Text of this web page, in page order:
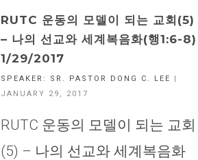
RUTC 운동의 모델이 되는 교회(5)
– 나의 선교와 세계복음화(행1:6-8)
1/29/2017
SPEAKER: SR. PASTOR DONG C. LEE
|
JANUARY 29, 2017
RUTC 운동의 모델이 되는 교회
(5) – 나의 선교와 세계복음화